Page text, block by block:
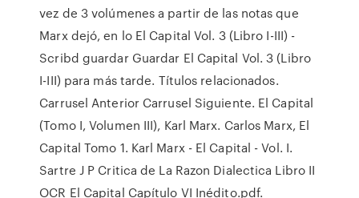
vez de 3 volúmenes a partir de las notas que
Marx dejó, en lo El Capital Vol. 3 (Libro I-III) -
Scribd guardar Guardar El Capital Vol. 3 (Libro
I-III) para más tarde. Títulos relacionados.
Carrusel Anterior Carrusel Siguiente. El Capital
(Tomo I, Volumen III), Karl Marx. Carlos Marx, El
Capital Tomo 1. Karl Marx - El Capital - Vol. I.
Sartre J P Critica de La Razon Dialectica Libro II
OCR El Capital Capítulo VI Inédito.pdf.